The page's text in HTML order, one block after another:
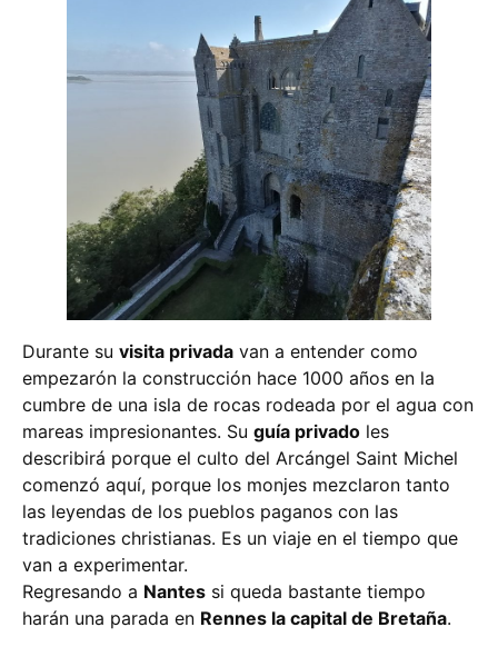
Durante su visita privada van a entender como
empezarón la construcción hace 1000 años en la
cumbre de una isla de rocas rodeada por el agua con
mareas impresionantes. Su guía privado les
describirá porque el culto del Arcángel Saint Michel
comenzó aquí, porque los monjes mezclaron tanto
las leyendas de los pueblos paganos con las
tradiciones christianas. Es un viaje en el tiempo que
van a experimentar.
Regresando a Nantes si queda bastante tiempo
harán una parada en Rennes la capital de Bretaña.